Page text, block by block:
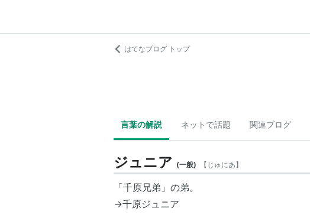
はてなブログ トップ
言葉の解説 ネットで話題 関連ブログ
ジュニア (一般) 【 じゅにあ】
「千原兄弟」の弟。
→千原ジュニア